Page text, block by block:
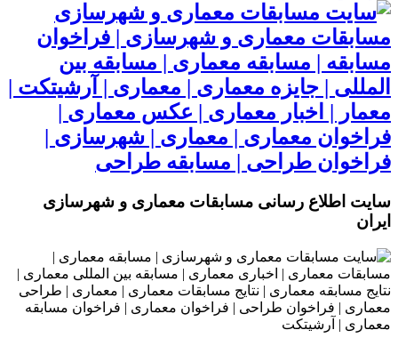
مسابقات معماری و شهرسازی | فراخوان
مسابقه | مسابقه معماری | مسابقه بین
المللی | جایزه معماری | معماری | آرشیتکت |
معمار | اخبار معماری | عکس معماری |
فراخوان معماری | معماری | شهرسازی |
فراخوان طراحی | مسابقه طراحی
سایت اطلاع رسانی مسابقات معماری و شهرسازی
ایران